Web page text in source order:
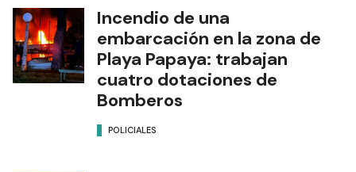
Incendio de una
embarcación en la zona de
Playa Papaya: trabajan
cuatro dotaciones de
Bomberos
POLICIALES